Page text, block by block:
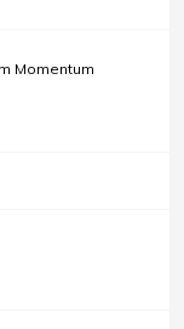
Momentum